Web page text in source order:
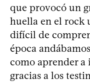
que provocó un
huella en el rock
difícil de
época
como aprender a
gracias a los